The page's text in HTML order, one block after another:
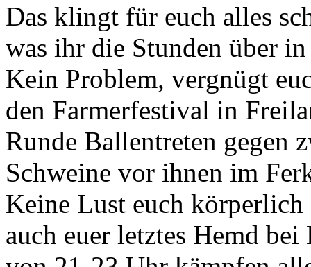
Das klingt für euch alles
was ihr die Stunden über
Kein Problem, vergnügt
den Farmerfestival in
Runde Ballentreten gegen
Schweine vor ihnen im
Keine Lust euch
auch euer letztes Hemd